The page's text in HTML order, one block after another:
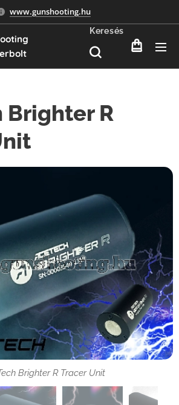
www.gunshooting.hu
Keresés
Brighter R
Brighter R Tracer Unit
Brighter R Tracer Unit
Brighter R Tracer Unit